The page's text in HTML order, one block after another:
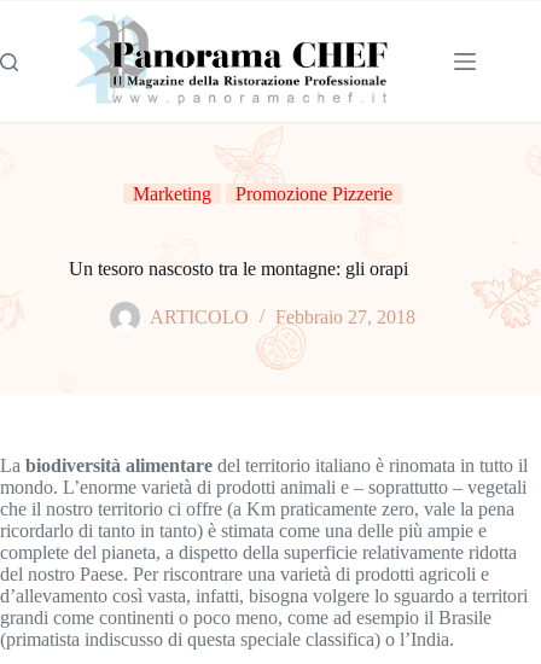
Marketing Promozione Pizzerie
Un tesoro nascosto tra le montagne: gli orapi
ARTICOLO Febbraio 27, 2018
La biodiversità alimentare del territorio italiano è rinomata in tutto il
mondo. L’enorme varietà di prodotti animali e – soprattutto – vegetali
che il nostro territorio ci offre (a Km praticamente zero, vale la pena
ricordarlo di tanto in tanto) è stimata come una delle più ampie e
complete del pianeta, a dispetto della superficie relativamente ridotta
del nostro Paese. Per riscontrare una varietà di prodotti agricoli e
d’allevamento così vasta, infatti, bisogna volgere lo sguardo a territori
grandi come continenti o poco meno, come ad esempio il Brasile
(primatista indiscusso di questa speciale classifica) o l’India.